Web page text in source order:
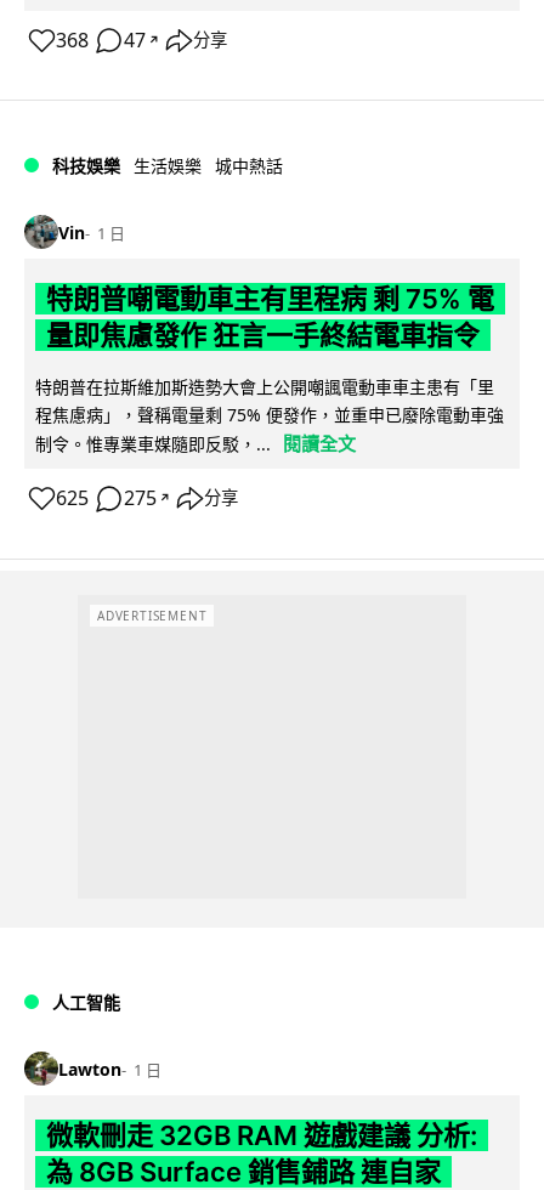
368 47 ↗ 分享
科技娛樂 生活娛樂 城中熱話
Vin 1 日
特朗普嘲電動車主有里程病 剩 75% 電
量即焦慮發作 狂言一手終結電車指令
特朗普在拉斯維加斯造勢大會上公開嘲諷電動車車主患有「里
程焦慮病」，聲稱電量剩 75% 便發作，並重申已廢除電動車強
制令。惟專業車媒隨即反駁，...
閱讀全文
625 275 ↗ 分享
ADVERTISEMENT
人工智能
Lawton 1 日
微軟刪走 32GB RAM 遊戲建議 分析:
為 8GB Surface 銷售鋪路 連自家